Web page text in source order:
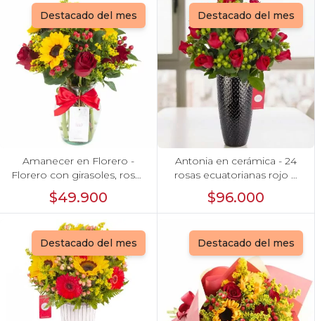
Destacado del mes
Amanecer en Florero -
Florero con girasoles, rosas
rojo e hypericum
$49.900
Destacado del mes
Antonia en cerámica - 24
rosas ecuatorianas rojo e
hypericum
$96.000
Destacado del mes Destacado del mes